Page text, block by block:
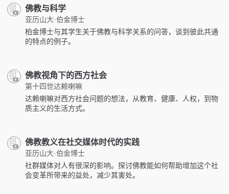
佛教与科学
亚历山大·伯金博士
柏金博士与其学生关于佛教与科学关系的问答，谈到彼此共通
的特点的例子。
佛教视角下的西方社会
第十四世达赖喇嘛
达赖喇嘛对西方社会问题的想法，从教育、健康、人权，到物
质主义的生活方式。
佛教教义在社交媒体时代的实践
亚历山大·伯金博士
社群媒体对人有很深的影响。探讨佛教能如何帮助增加这个社
会变革所带来的益处，减少其害处。